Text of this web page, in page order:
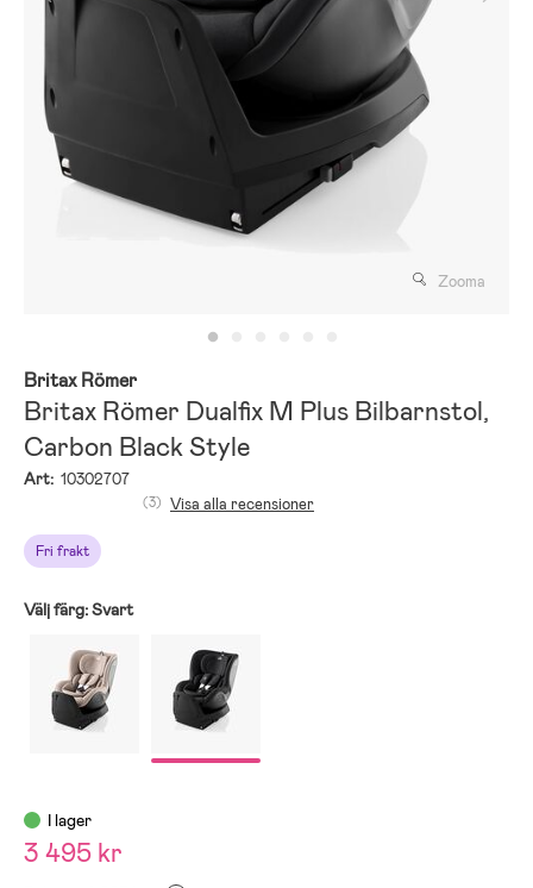
Zooma
Britax Römer
Britax Römer Dualfix M Plus Bilbarnstol,
Carbon Black Style
Art: 10302707
Fri frakt
(3) Visa alla recensioner
Välj färg:Svart
I lager
3 495 kr